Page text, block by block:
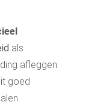
als
afleggen
goed